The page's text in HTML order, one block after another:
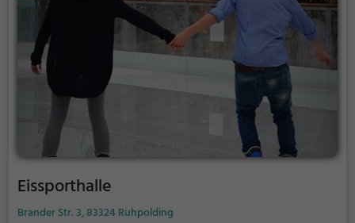
Eissporthalle
Brander Str. 3, 83324 Ruhpolding